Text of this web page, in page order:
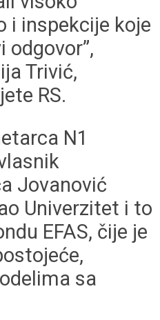
i inspekcije koje
odgovor”,
Trivić,
RS.
N1
Jovanović
Univerzitet i to
EFAS, čije je
sa